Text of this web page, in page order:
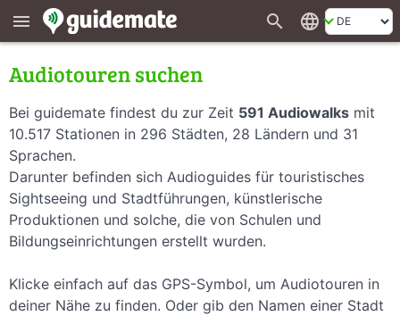
menu search language
Audiotouren suchen
Bei guidemate findest du zur Zeit 591 Audiowalks mit
10.517 Stationen in 296 Städten, 28 Ländern und 31
Sprachen.
Darunter befinden sich Audioguides für touristisches
Sightseeing und Stadtführungen, künstlerische
Produktionen und solche, die von Schulen und
Bildungseinrichtungen erstellt wurden.
Klicke einfach auf das GPS-Symbol, um Audiotouren in
deiner Nähe zu finden. Oder gib den Namen einer Stadt